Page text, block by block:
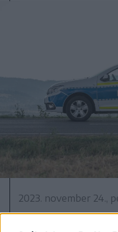
2023. november 24.,
Két autó